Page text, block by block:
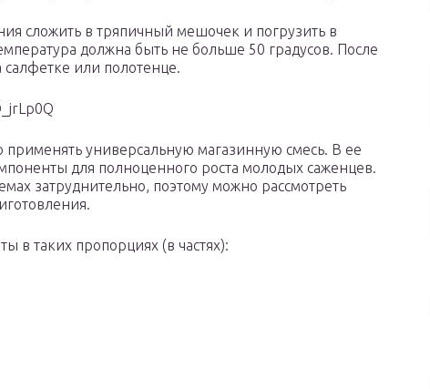
сложить в тряпичный мешочек и погрузить в
должна быть не больше 50 градусов. После
или полотенце.
универсальную магазинную смесь. В ее
для полноценного роста молодых саженцев.
затруднительно, поэтому можно рассмотреть
в таких пропорциях (в частях):